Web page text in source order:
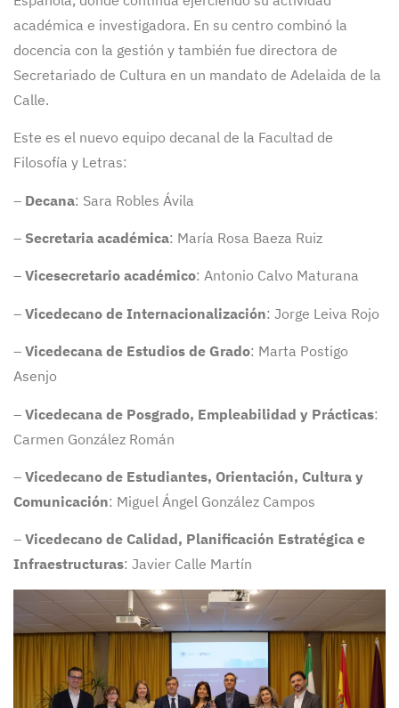
académica e investigadora. En su centro combinó la
docencia con la gestión y también fue directora de
Secretariado de Cultura en un mandato de Adelaida de la
Calle.
Este es el nuevo equipo decanal de la Facultad de
Filosofía y Letras:
– Decana: Sara Robles Ávila
– Secretaria académica: María Rosa Baeza Ruiz
– Vicesecretario académico: Antonio Calvo Maturana
– Vicedecano de Internacionalización: Jorge Leiva Rojo
– Vicedecana de Estudios de Grado: Marta Postigo
Asenjo
– Vicedecana de Posgrado, Empleabilidad y Prácticas:
Carmen González Román
– Vicedecano de Estudiantes, Orientación, Cultura y
Comunicación: Miguel Ángel González Campos
– Vicedecano de Calidad, Planificación Estratégica e
Infraestructuras: Javier Calle Martín